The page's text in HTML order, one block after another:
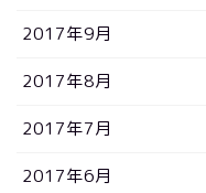
2017年9月
2017年8月
2017年7月
2017年6月